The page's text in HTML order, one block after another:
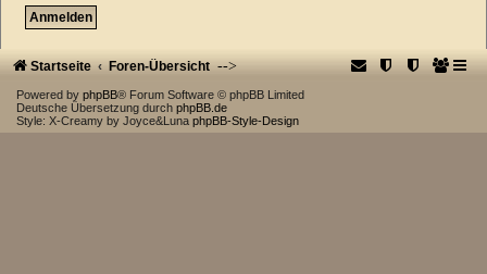
Startseite Foren-Übersicht -->
Powered by phpBB® Forum Software © phpBB Limited
Deutsche Übersetzung durch phpBB.de
Style: X-Creamy by Joyce&Luna phpBB-Style-Design